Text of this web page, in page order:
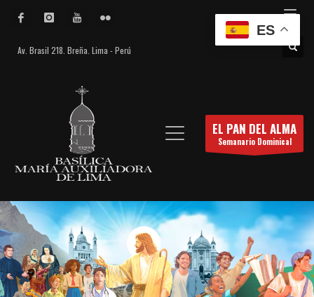
Av. Brasil 218. Breña. Lima - Perú
EL PAN DEL ALMA
Semanario Dominical
ES